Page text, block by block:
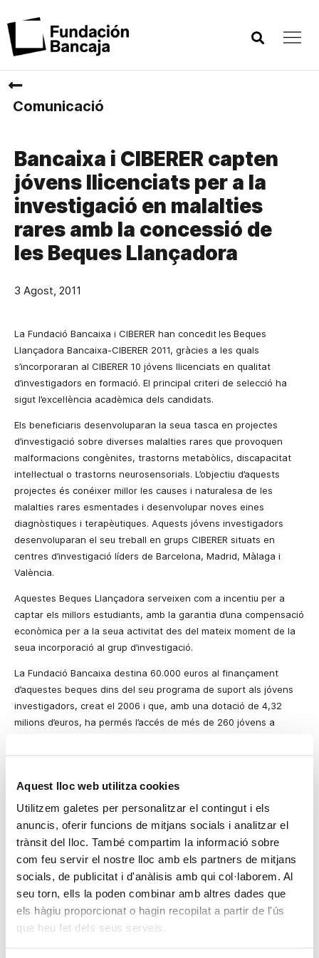
Aquest lloc web utilitza cookies
Utilitzem galetes per personalitzar el contingut i els
anuncis, oferir funcions de mitjans socials i analitzar el
trànsit del lloc. També compartim la informació sobre
com feu servir el nostre lloc amb els partners de mitjans
socials, de publicitat i d'anàlisis amb qui col·laborem. Al
seu torn, ells la poden combinar amb altres dades que
els hàgiu proporcionat o hagin recopilat a partir de l'ús
que heu fet dels seus serveis.
Comunicació
Bancaixa i CIBERER capten
jóvens llicenciats per a la
investigació en malalties
rares amb la concessió de
les Beques Llançadora
3 Agost, 2011
La Fundació Bancaixa i CIBERER han conceditles Beques
Llançadora Bancaixa-CIBERER 2011, gràcies a les quals
s’incorporaran al CIBERER 10 jóvens llicenciats en qualitat
d’investigadors en formació. El principal criteri de selecció ha
sigut l’excel·lència acadèmica dels candidats.
Els beneficiaris desenvoluparan la seua tasca en projectes
d’investigació sobre diverses malalties rares que provoquen
malformacions congènites, trastorns metabòlics, discapacitat
intel·lectual o trastorns neurosensorials. L’objectiu d’aquests
projectes és conéixer millor les causes i naturalesa de les
malalties rares esmentades i desenvolupar noves eines
diagnòstiques i terapèutiques. Aquests jóvens investigadors
desenvoluparan el seu treball en grups CIBERER situats en
centres d’investigació líders de Barcelona, Madrid, Màlaga i
València.
Aquestes Beques Llançadora serveixen com a incentiu per a
captar els millors estudiants, amb la garantia d’una compensació
econòmica per a la seua activitat des del mateix moment de la
seua incorporació al grup d’investigació.
La Fundació Bancaixa destina 60.000 euros al finançament
d’aquestes beques dins del seu programa de suport als jóvens
investigadors, creat el 2006 i que, amb una dotació de 4,32
milions d’euros, ha permés l’accés de més de 260 jóvens a
convocatòria s’ha fet al maig del 2011. La permanència d’un alt
finalitzar la beca llançadora (pròxim al 90% en les convocatòries
2007 a 2009) constata que aquest programa està complint amb
el seu objectiu.
La sol·licitud de beca ve avalada pel grup d’investigació en el
qual s’integra el beneficiari. Els grups CIBERER són objecte
d’avaluació contínua per a garantir la seua excel·lència i
beneficiari es desenvolupa dins d’un projecte d’investigació